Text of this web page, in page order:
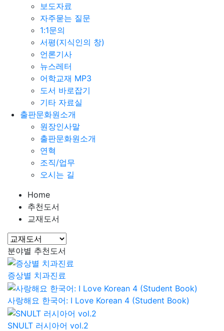
보도자료
자주묻는 질문
1:1문의
서평(지식인의 창)
언론기사
뉴스레터
어학교재 MP3
도서 바로잡기
기타 자료실
출판문화원소개
원장인사말
출판문화원소개
연혁
조직/업무
오시는 길
Home
추천도서
교재도서
분야별 추천도서
증상별 치과진료
사랑해요 한국어: I Love Korean 4 (Student Book)
SNULT 러시아어 vol.2